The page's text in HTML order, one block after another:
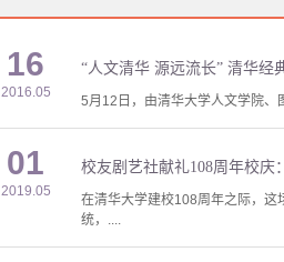
16
2016.05
“人文清华 源远流长” 清华经
5月12日，由清华大学人文学院、
01
2019.05
校友剧艺社献礼108周年校
在清华大学建校108周年之际，这
统，....